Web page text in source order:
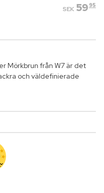
SEK 59 95
Mörkbrun från W7 är det
och väldefinierade